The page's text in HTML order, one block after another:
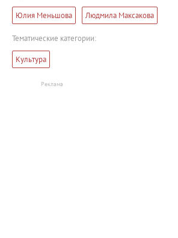
Юлия Меньшова Людмила Максакова
Тематические категории:
Культура